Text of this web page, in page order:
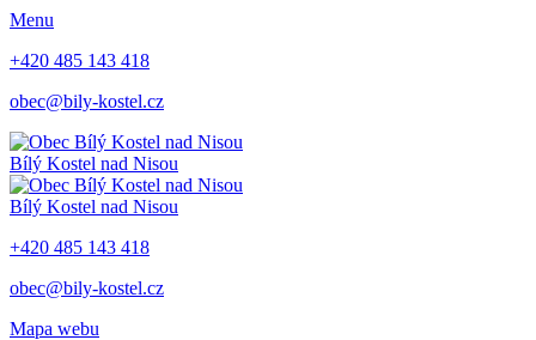
Menu
+420 485 143 418
obec@bily-kostel.cz
Bílý Kostel nad Nisou
Bílý Kostel nad Nisou
+420 485 143 418
obec@bily-kostel.cz
Mapa webu